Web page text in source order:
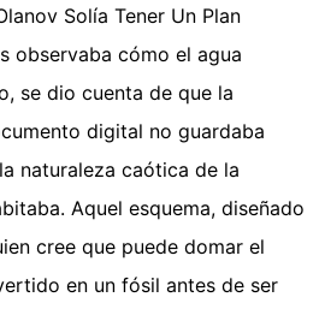
Solía Tener Un Plan
observaba cómo el agua
se dio cuenta de que la
digital no guardaba
naturaleza caótica de la
Aquel esquema, diseñado
cree que puede domar el
en un fósil antes de ser